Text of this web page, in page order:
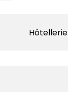
Hôtellerie